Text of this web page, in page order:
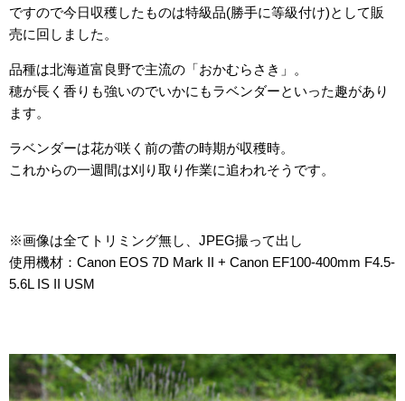
ですので今日収穫したものは特級品(勝手に等級付け)として販
売に回しました。
品種は北海道富良野で主流の「おかむらさき」。
穂が長く香りも強いのでいかにもラベンダーといった趣があり
ます。
ラベンダーは花が咲く前の蕾の時期が収穫時。
これからの一週間は刈り取り作業に追われそうです。
※画像は全てトリミング無し、JPEG撮って出し
使用機材：Canon EOS 7D Mark II + Canon EF100-400mm F4.5-
5.6L IS II USM